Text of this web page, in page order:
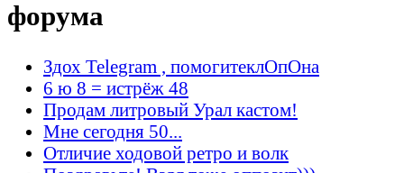
форума
Здох Telegram , помогитеклОпОна
6 ю 8 = истрёж 48
Продам литровый Урал кастом!
Мне сегодня 50...
Отличие ходовой ретро и волк